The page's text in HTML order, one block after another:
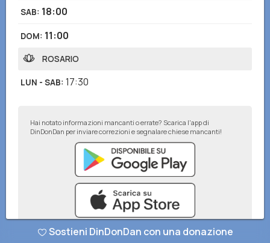
SAB: 18:00
DOM: 11:00
ROSARIO
LUN - SAB: 17:30
Hai notato informazioni mancanti o errate? Scarica l'app di
DinDonDan per inviare correzioni e segnalare chiese mancanti!
Sostieni DinDonDan con una donazione